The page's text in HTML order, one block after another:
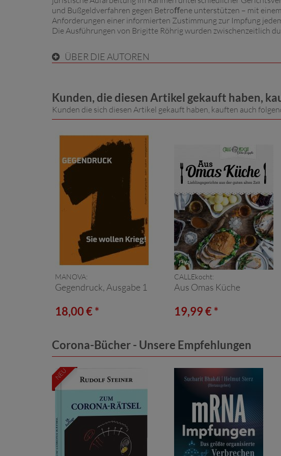
und Bußgeldverfahren gegen Betroﬀene unterstützen – mit
Anforderungen einer informierten Zustimmung zur Impfung
Die Ausführungen von Brigitte Röhrig wurden zwischenzeitlich
ÜBER DIE AUTOREN
Kunden, die diesen Artikel gekauft haben,
Kunden die sich diesen Artikel gekauft haben, kauften auch
MANOVA:
Gegendruck, Ausgabe 1
18,00 € *
CALLEkocht:
Aus Omas Küche
19,99 € *
Corona-Bücher - Unsere Empfehlungen
NEU